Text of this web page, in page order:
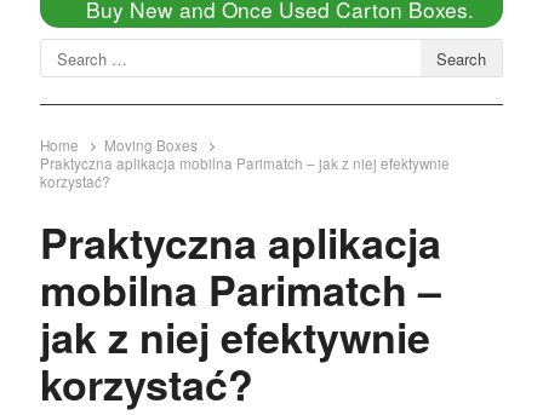
Buy New and Once Used Carton Boxes.
Home
Moving Boxes
Praktyczna aplikacja mobilna Parimatch – jak z niej efektywnie
korzystać?
Praktyczna aplikacja
mobilna Parimatch –
jak z niej efektywnie
korzystać?